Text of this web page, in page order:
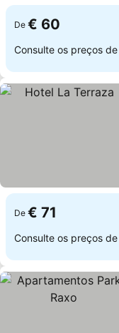
De € 60
Consulte os preços de
De € 71
Consulte os preços de